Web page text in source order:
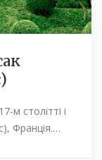
м столітті і
Франція.…